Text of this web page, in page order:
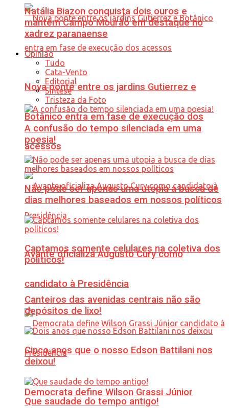
Nova ponte entre os jardins Gutierrez e
Botânico entra em fase de execução dos
acessos
Avante oficializa Augusto Cury como
candidato à Presidência
Democrata define Wilson Grassi Júnior
Natália Biazon conquista dois ouros e
mantém Campo Mourão em destaque no
xadrez paranaense
Opinião
Tudo
Cata-Vento
Editorial
Síntese
Tristeza da Foto
A confusão do tempo silenciada em uma
poesia!
Não pode ser apenas uma utopia a busca de
dias melhores baseados em nossos políticos
Captamos somente celulares na coletiva dos
políticos!
Canteiros das avenidas centrais não são
depósitos de lixo!
Cinco anos que o nosso Edson Battilani nos
deixou!
Que saudade do tempo antigo!